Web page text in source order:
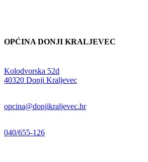
OPĆINA DONJI KRALJEVEC
Kolodvorska 52d
40320 Donji Kraljevec
opcina@donjikraljevec.hr
040/655-126